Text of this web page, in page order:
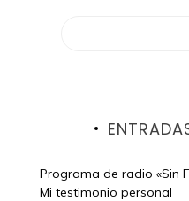
Programa de radio «Sin
Mi testimonio personal